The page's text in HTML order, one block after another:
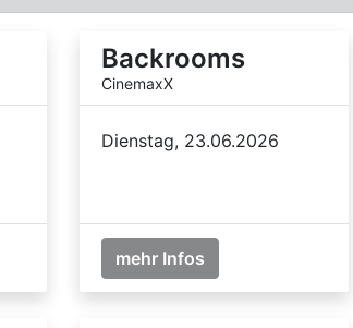
Backrooms
CinemaxX
Dienstag, 23.06.2026
mehr Infos